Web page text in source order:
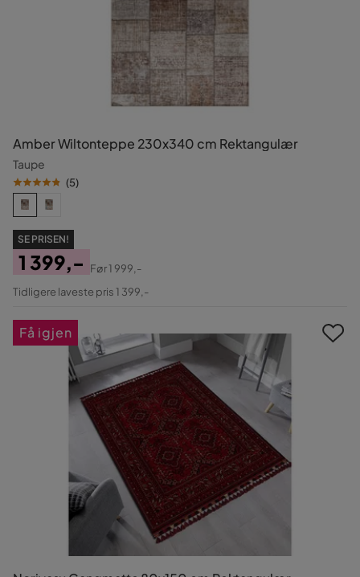
Amber Wiltonteppe 230x340 cm Rektangulær
Taupe
(5)
SE PRISEN!
Pris
1 399,-
Original
Før1 999,-
Tidligere laveste pris 1 399,-
Få igjen